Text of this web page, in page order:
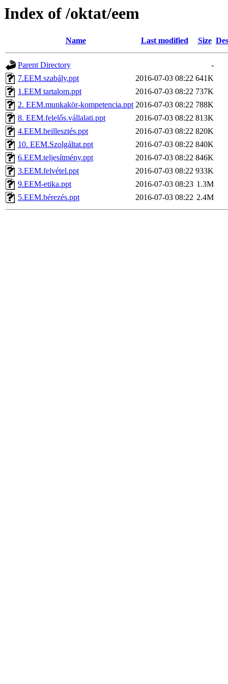
Index of /oktat/eem
Name Last modified Size
Parent Directory
-
7.EEM.szabály.ppt
2016-07-03 08:22 641K
1.EEM tartalom.ppt
2016-07-03 08:22 737K
2. EEM.munkakör-kompetencia.ppt 2016-07-03 08:22 788K
8. EEM.felelős.vállalati.ppt
2016-07-03 08:22 813K
4.EEM.beillesztés.ppt
2016-07-03 08:22 820K
10. EEM.Szolgáltat.ppt
2016-07-03 08:22 840K
6.EEM.teljesítmény.ppt
2016-07-03 08:22 846K
3.EEM.felvétel.ppt
2016-07-03 08:22 933K
9.EEM-etika.ppt
2016-07-03 08:23 1.3M
5.EEM.bérezés.ppt
2016-07-03 08:22 2.4M